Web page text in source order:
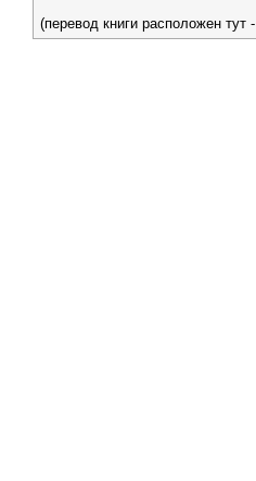
(перевод книги расположен тут -